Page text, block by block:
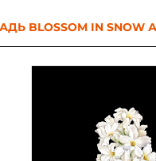
BLOSSOM IN SNOW